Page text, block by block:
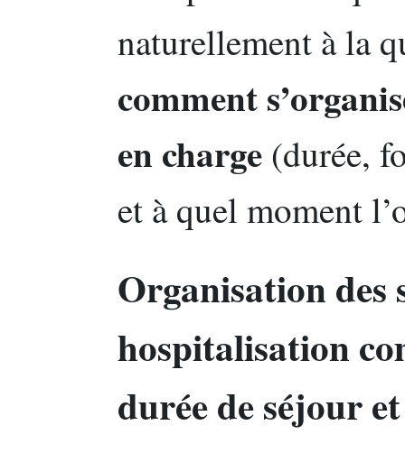
naturellement à la
comment
en charge (durée,
et à quel moment
Organisation des
hospitalisation
durée de séjour